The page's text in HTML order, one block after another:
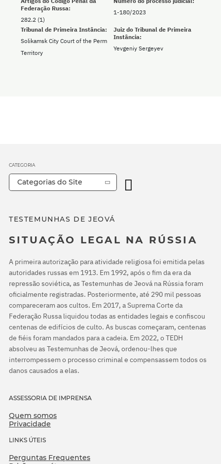
Federação Russa:
282.2 (1)
1-180/2023
Tribunal de Primeira Instância:
Solikamsk City Court of the Perm
Territory
Juiz do Tribunal de Primeira
Instância:
Yevgeniy Sergeyev
TESTEMUNHAS DE JEOVÁ
SITUAÇÃO LEGAL NA RÚSSIA
A primeira autorização para atividade religiosa foi emitida pelas
autoridades russas em 1913. Em 1992, após o fim da era da
repressão soviética, as Testemunhas de Jeová na Rússia foram
oficialmente registradas. Posteriormente, até 290 mil pessoas
compareceram aos cultos. Em 2017, a Suprema Corte da
Federação Russa liquidou todas as entidades legais e confiscou
centenas de edifícios de culto. As buscas começaram, centenas
de fiéis foram mandados para a cadeia. Em 2022, o TEDH
absolveu as Testemunhas de Jeová, ordenou-lhes que
interrompessem o processo criminal e compensassem todos os
danos causados a elas.
ASSESSORIA DE IMPRENSA
Quem somos
Privacidade
LINKS ÚTEIS
Perguntas Frequentes
CATEGORIA
Categorias do Site